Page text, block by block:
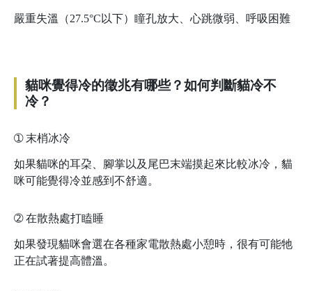
嚴重失溫（27.5°C以下）瞳孔放大、心跳微弱、呼吸困難
貓咪覺得冷的徵兆有哪些？如何判斷貓冷不
冷？
➀ 末梢冰冷
如果貓咪的耳朶、腳掌以及尾巴末端摸起來比較冰冷，貓
咪可能覺得冷並感到不舒適。
➁在散熱處打瞌睡
如果發現貓咪會選在各種家電散熱處小憩時，很有可能牠
正在試著提高體溫。